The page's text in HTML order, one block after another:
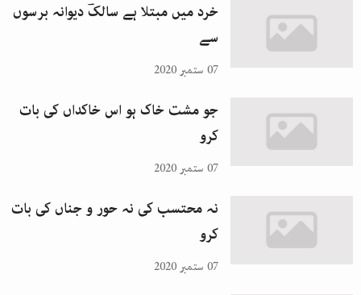
خرد میں مبتلا ہے سالکؔ دیوانہ برسوں
سے
07 ستمبر 2020
جو مشت خاک ہو اس خاکداں کی بات
کرو
07 ستمبر 2020
نہ محتسب کی نہ حور و جناں کی بات
کرو
07 ستمبر 2020